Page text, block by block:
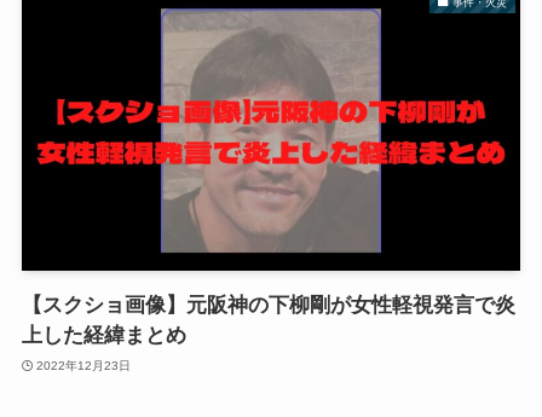
事件・火災
【スクショ画像】元阪神の下柳剛が女性軽視発言で炎
上した経緯まとめ
2022年12月23日